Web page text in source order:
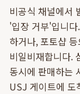
비공식 채널에서
'입장 거부'입니
하거나, 포토샵
비일비재합니다.
동시에 판매하는
USJ 게이트에 도